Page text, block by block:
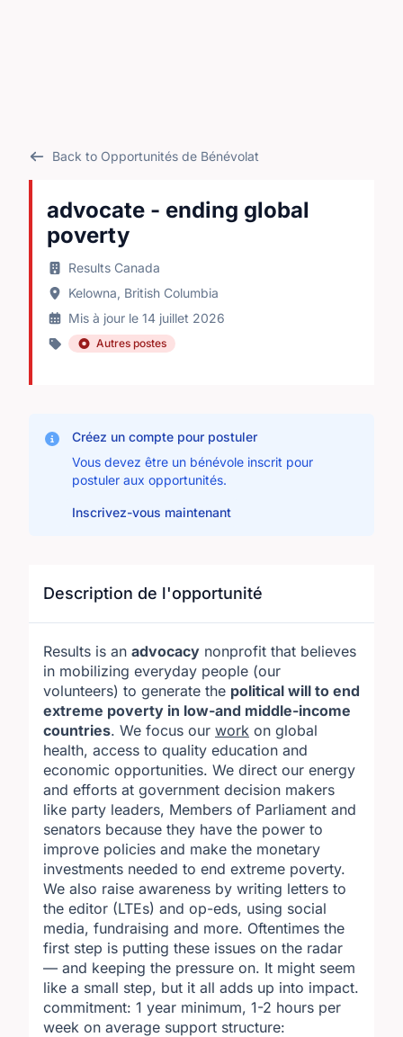
Back to Opportunités de Bénévolat
advocate - ending global
poverty
Results Canada
Kelowna, British Columbia
Mis à jour le 14 juillet 2026
Autres postes
Créez un compte pour postuler
Vous devez être un bénévole inscrit pour
postuler aux opportunités.
Inscrivez-vous maintenant
Description de l'opportunité
Results is an advocacy nonprofit that believes
in mobilizing everyday people (our
volunteers) to generate the political will to end
extreme poverty in low-and middle-income
countries. We focus our work on global
health, access to quality education and
economic opportunities. We direct our energy
and efforts at government decision makers
like party leaders, Members of Parliament and
senators because they have the power to
improve policies and make the monetary
investments needed to end extreme poverty.
We also raise awareness by writing letters to
the editor (LTEs) and op-eds, using social
media, fundraising and more. Oftentimes the
first step is putting these issues on the radar
— and keeping the pressure on. It might seem
like a small step, but it all adds up into impact.
commitment: 1 year minimum, 1-2 hours per
week on average support structure: